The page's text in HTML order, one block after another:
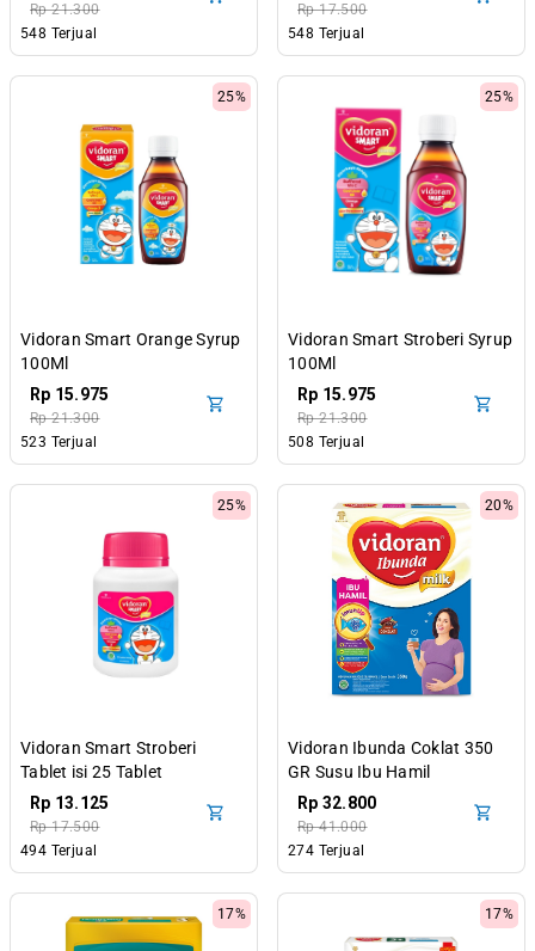
Rp 21.300
548 Terjual
Rp 17.500
548 Terjual
25%
Vidoran Smart Orange Syrup
100Ml
Rp 15.975
Rp 21.300
523 Terjual
25%
Vidoran Smart Stroberi Syrup
100Ml
Rp 15.975
Rp 21.300
508 Terjual
25%
Vidoran Smart Stroberi
Tablet isi 25 Tablet
Rp 13.125
Rp 17.500
494 Terjual
20%
Vidoran Ibunda Coklat 350
GR Susu Ibu Hamil
Rp 32.800
Rp 41.000
274 Terjual
17% 17%